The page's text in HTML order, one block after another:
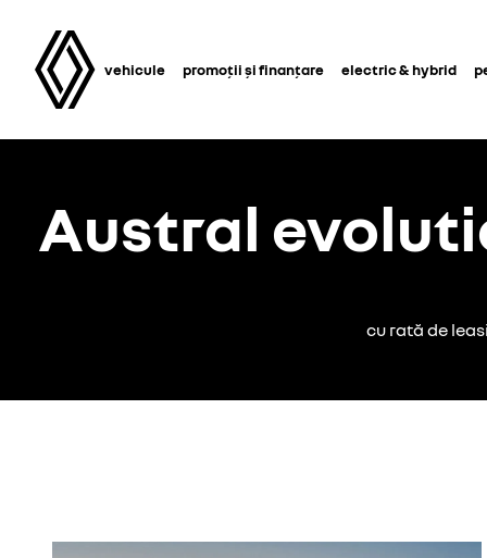
vehicule promoții și finanțare electric & hybrid
Austral
cu rată de